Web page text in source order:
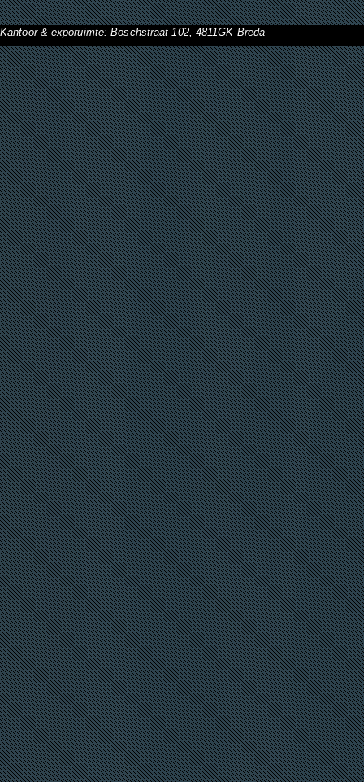
Kantoor & exporuimte: Boschstraat 102, 4811GK Breda